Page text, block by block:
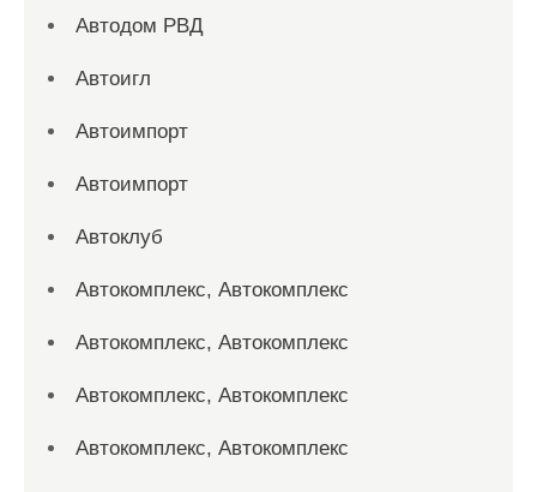
Автодом РВД
Автоигл
Автоимпорт
Автоимпорт
Автоклуб
Автокомплекс, Автокомплекс
Автокомплекс, Автокомплекс
Автокомплекс, Автокомплекс
Автокомплекс, Автокомплекс